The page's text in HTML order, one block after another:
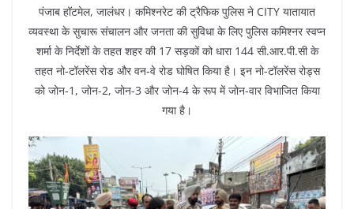
पंजाब हॉटमेल, जालंधर। कमिश्नरेट की ट्रैफिक पुलिस ने CITY यातायात
व्यवस्था के सुचारू संचालन और जनता की सुविधा के लिए पुलिस कमिश्नर स्वप्न
शर्मा के निर्देशों के तहत शहर की 17 सड़कों को धारा 144 सी.आर.पी.सी के
तहत नो-टॉलरेंस रोड और वन-वे रोड घोषित किया है। इन नो-टॉलरेंस रोड्स
को जोन-1, जोन-2, जोन-3 और जोन-4 के रूप में जोन-वार विभाजित किया
गया है।